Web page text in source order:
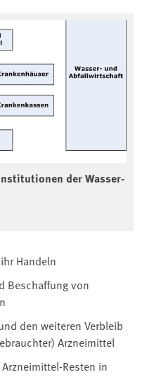
der Wasser-
Handeln
Beschaffung von
den weiteren Verbleib
Arzneimittel
Resten in